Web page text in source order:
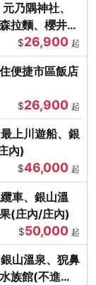
乃隅神社、
拉麵、櫻井二
$26,900 起
便捷市區飯店
$26,900 起
上川遊船、銀
內)
$46,000 起
車、銀山溫
(庄內/庄內)
$50,000 起
山溫泉、猊鼻
族館(不進店)